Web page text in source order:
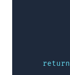
return